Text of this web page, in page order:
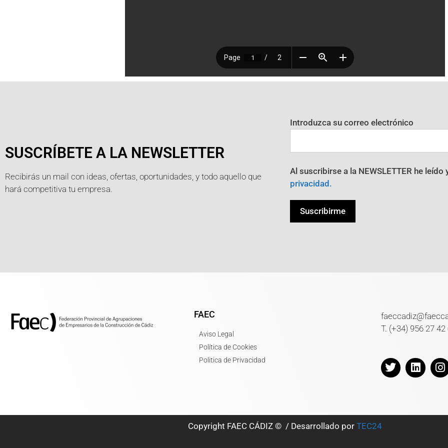
SUSCRÍBETE A LA NEWSLETTER
Recibirás un mail con ideas, ofertas, oportunidades, y todo aquello que
hará competitiva tu empresa.
Introduzca su correo electrónico
Al suscribirse a la NEWSLETTER he leído
privacidad.
FAEC
Aviso Legal
Política de Cookies
Politica de Privacidad
T. (+34) 956 27 42
Copyright FAEC CÁDIZ © / Desarrollado por TEC24